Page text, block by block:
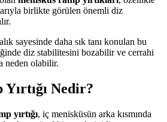
birlikte görülen önemli diz
sayesinde daha sık tanı konulan bu
diz stabilitesini bozabilir ve cerrahi
neden olabilir.
Nedir?
yırtığı, iç menisküsün arka kısmında